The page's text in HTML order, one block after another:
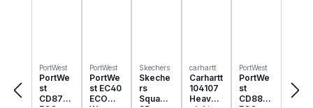
PortWest
PortWe
st
CD875
PortWest
PortWe
st EC40
ECO
Skechers
Skeche
rs
Squad
carhartt
Carhartt
104107
Heavyw
PortWest
PortWe
st
CD889